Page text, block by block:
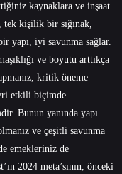
kaynaklara ve inşaat
kişilik bir sığınak,
yapı, iyi savunma sağlar.
ve boyutu arttıkça
kritik öneme
etkili biçimde
Bunun yanında yapı
ve çeşitli savunma
emekleriniz de
2024 meta’sının, önceki